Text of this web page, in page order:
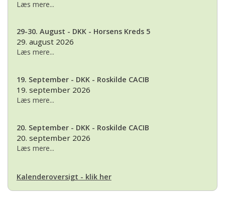
Læs mere...
29-30. August - DKK - Horsens Kreds 5
29. august 2026
Læs mere...
19. September - DKK - Roskilde CACIB
19. september 2026
Læs mere...
20. September - DKK - Roskilde CACIB
20. september 2026
Læs mere...
Kalenderoversigt - klik her